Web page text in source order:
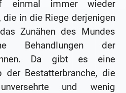
einmal immer wieder
in die Riege derjenigen
Zunähen des Mundes
Behandlungen der
Da gibt es eine
der Bestatterbranche, die
und wenig